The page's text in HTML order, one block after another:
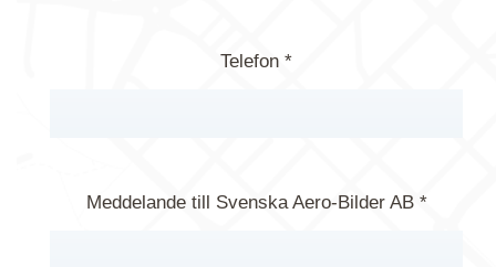
Telefon *
Meddelande till Svenska Aero-Bilder AB *